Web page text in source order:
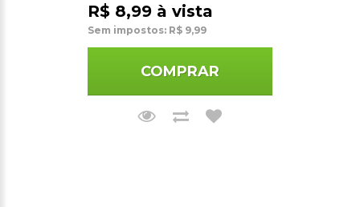
R$ 8,99 à vista
Sem impostos: R$ 9,99
COMPRAR